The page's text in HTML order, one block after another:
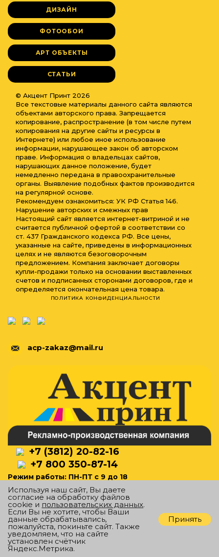
ДИЗАЙН
ФОТООБОИ
АРТ ОБЪЕКТЫ
СТАТЬИ
© Акцент Принт 2026
Все текстовые материалы данного сайта являются
объектами авторского права. Запрещается
копирование, распространение (в том числе путем
копирования на другие сайты и ресурсы в
Интернете) или любое иное использование
информации, нарушающее закон об авторском
праве. Информация о владельцах сайтов,
нарушающих данное положение, будет
немедленно передана в правоохранительные
органы. Выявление подобных фактов производится
на регулярной основе.
Рекомендуем ознакомиться: УК РФ Статья 146.
Нарушение авторских и смежных прав
Настоящий сайт является интернет-витриной и не
считается публичной офертой в соответствии со
ст. 437 Гражданского кодекса РФ. Все цены,
указанные на сайте, приведены в информационных
целях и не являются безоговорочным
предложением. Компания заключает договоры
купли-продажи только на основании выставленных
счетов и подписанных сторонами договоров, где и
определяется окончательная цена товара.
ПОЛИТИКА КОНФИДЕНЦИАЛЬНОСТИ
acp-zakaz@mail.ru
+7 (3812) 20-82-16
+7 800 350-87-14
Режим работы: ПН-ПТ с 9 до 18
ПЕРЕЗВОНИТЕ МНЕ
ул.Орджоникидзе, 204
Используя наш сайт, Вы даете
согласие на обработку файлов
cookie и пользовательских данных.
Если Вы не хотите, чтобы Ваши
данные обрабатывались,
пожалуйста, покиньте сайт. Также
уведомляем, что на сайте
установлен счётчик
Яндекс.Метрика.
Принять